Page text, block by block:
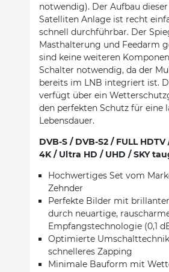
notwendig). Der Aufbau
Satelliten Anlage ist recht
schnell durchführbar. Der
Masthalterung und Feedarm
sind keine weiteren
Schalter notwendig, da der
bereits im LNB integriert ist.
verfügt über ein
den perfekten Schutz für eine
Lebensdauer.
DVB-S / DVB-S2 / FULL
4K / Ultra HD / UHD / SKY
Hochwertiges Set vom
Zehnder
Perfekte Bilder mit
durch neuartige,
Empfangstechnologie (0,1
Optimierte
schnelleres Zapping
Minimale Bauform mit